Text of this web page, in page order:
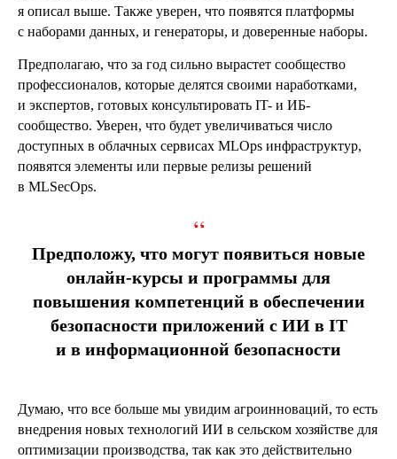
я описал выше. Также уверен, что появятся платформы
с наборами данных, и генераторы, и доверенные наборы.
Предполагаю, что за год сильно вырастет сообщество
профессионалов, которые делятся своими наработками,
и экспертов, готовых консультировать IT- и ИБ-
сообщество. Уверен, что будет увеличиваться число
доступных в облачных сервисах MLOps инфраструктур,
появятся элементы или первые релизы решений
в MLSecOps.
“
Предположу, что могут появиться новые
онлайн-курсы и программы для
повышения компетенций в обеспечении
безопасности приложений с ИИ в IT
и в информационной безопасности
Думаю, что все больше мы увидим агроинноваций, то есть
внедрения новых технологий ИИ в сельском хозяйстве для
оптимизации производства, так как это действительно